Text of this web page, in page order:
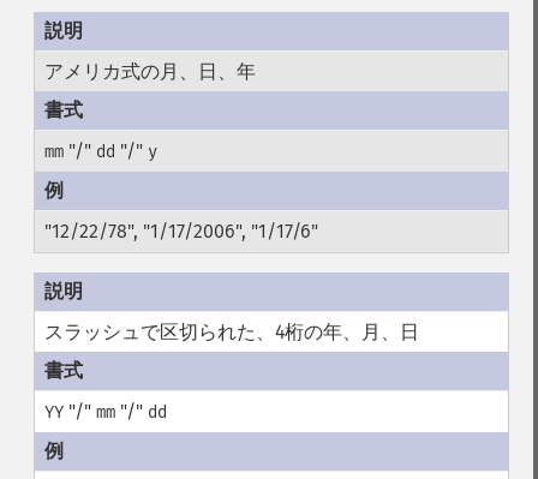
アメリカ式の月、日、年
mm"/" dd "/" y
"12/22/78", "1/17/2006", "1/17/6"
スラッシュで区切られた、4桁の年、月、日
YY"/" mm"/" dd